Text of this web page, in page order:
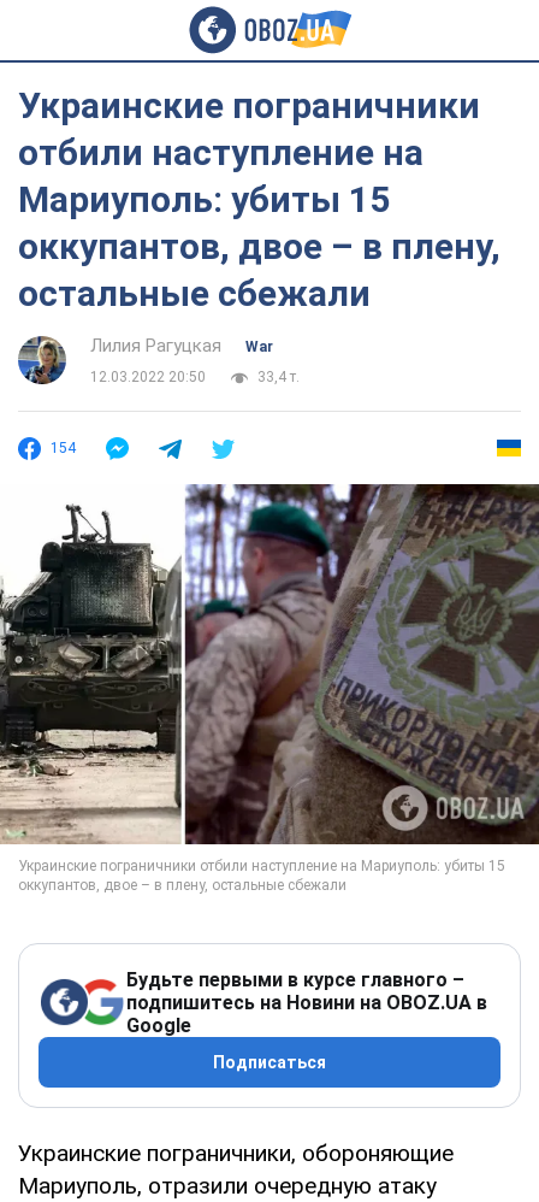
Украинские пограничники
отбили наступление на
Мариуполь: убиты 15
оккупантов, двое – в плену,
остальные сбежали
Лилия Рагуцкая
War
12.03.2022 20:50
33,4 т.
154
Будьте первыми в курсе главного –
подпишитесь на Новини на OBOZ.UA в
Google
Подписаться
Украинские пограничники, обороняющие
Мариуполь, отразили очередную атаку